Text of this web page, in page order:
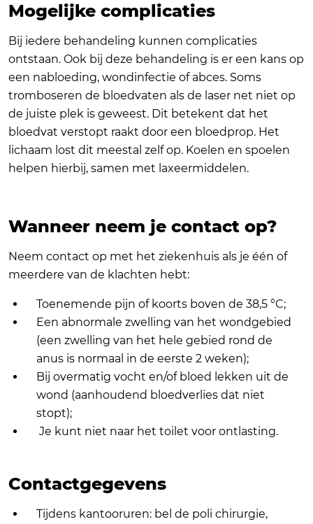
Mogelijke complicaties
Bij iedere behandeling kunnen complicaties
ontstaan. Ook bij deze behandeling is er een kans op
een nabloeding, wondinfectie of abces. Soms
tromboseren de bloedvaten als de laser net niet op
de juiste plek is geweest. Dit betekent dat het
bloedvat verstopt raakt door een bloedprop. Het
lichaam lost dit meestal zelf op. Koelen en spoelen
helpen hierbij, samen met laxeermiddelen.
Wanneer neem je contact op?
Neem contact op met het ziekenhuis als je één of
meerdere van de klachten hebt:
Toenemende pijn of koorts boven de 38,5 °C;
Een abnormale zwelling van het wondgebied
(een zwelling van het hele gebied rond de
anus is normaal in de eerste 2 weken);
Bij overmatig vocht en/of bloed lekken uit de
wond (aanhoudend bloedverlies dat niet
stopt);
Je kunt niet naar het toilet voor ontlasting.
Contactgegevens
Tijdens kantooruren: bel de poli chirurgie,